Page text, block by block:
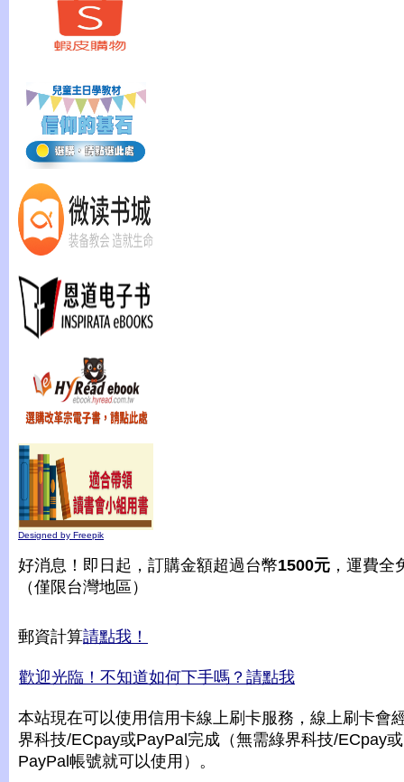
Designed by Freepik
好消息！即日起，訂購金額超過台幣1500元 ，運費全
（僅限台灣地區）
郵資計算請點我！
歡迎光臨！不知道如何下手嗎？請點我
本站現在可以使用信用卡線上刷卡服務，線上刷卡會
界科技/ECpay或PayPal完成（無需綠界科技/ECpay或
PayPal帳號就可以使用）。